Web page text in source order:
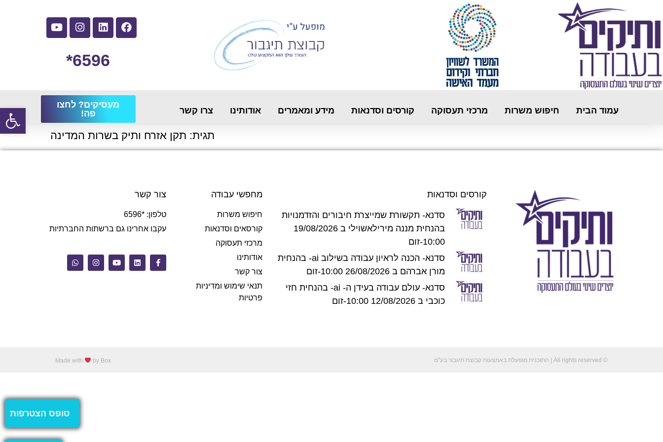
6596*
עמוד הבית חיפוש משרות מרכזי תעסוקה קורסים וסדנאות מידע ומאמרים אודותינו צרו קשר
מעסיקים? לחצו
פה!
תגית: תקן אזרח ותיק בשרות המדינה
טופס הצטרפות
קורסים וסדנאות
סדנא- תקשורת שמייצרת חיבורים והזדמנויות
בהנחית מננה מירילאשוילי ב 19/08/2026
10:00-זום
סדנא- הכנה לראיון עבודה בשילוב ai- בהנחית
מורן אברהם ב 26/08/2026 10:00-זום
סדנא- עולם עבודה בעידן ה- ai- בהנחית חזי
כוכבי ב 12/08/2026 10:00-זום
מחפשי עבודה
חיפוש משרות
קורסאים וסדנאות
מרכזי תעסוקה
אודותינו
צור קשר
תנאי שימוש ומדיניות
פרטיות
צור קשר
טלפון: *6596
עקבו אחרינו גם ברשתות החברתיות
© All rights reserved | התוכנית מופעלת באמצעות קבוצת תיגבור בע"מ Made with by Box